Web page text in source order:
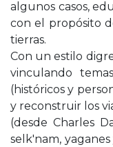
algunos casos,
con el propósito
tierras.
Con un estilo
vinculando
(históricos y
y reconstruir los
(desde Charles
selk'nam,